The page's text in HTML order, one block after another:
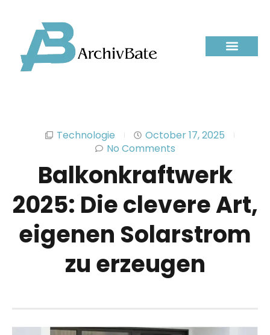
Technologie
October 17, 2025
No Comments
Balkonkraftwerk
2025: Die clevere Art,
eigenen Solarstrom
zu erzeugen